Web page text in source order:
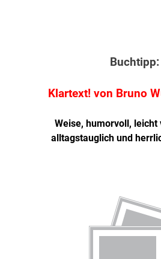
Buchtipp:
Klartext! von Bruno
Weise, humorvoll, leicht
alltagstauglich und